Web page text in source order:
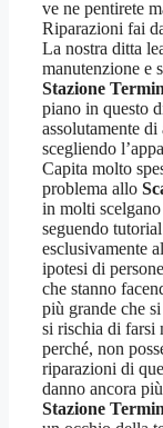
ve ne pentirete
Riparazioni fai
La nostra ditta
manutenzione e
Stazione
piano in questo
assolutamente
scegliendo
Capita molto
problema allo
in molti
seguendo
esclusivamente
ipotesi di
che stanno
più grande che
si rischia di farsi
perché, non
riparazioni di
danno ancora
Stazione